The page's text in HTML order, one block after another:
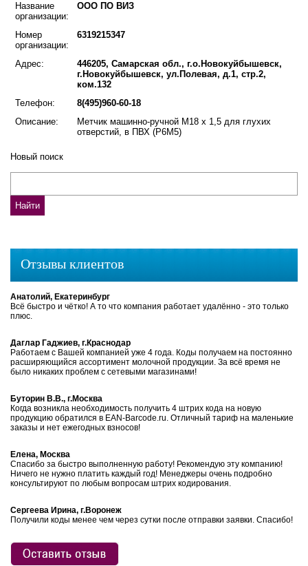
Название
организации:
ООО ПО ВИЗ
Номер
организации:
6319215347
Адрес:
446205, Самарская обл., г.о.Новокуйбышевск,
г.Новокуйбышевск, ул.Полевая, д.1, стр.2,
ком.132
Телефон:
8(495)960-60-18
Описание:
Метчик машинно-ручной М18 х 1,5 для глухих
отверстий, в ПВХ (Р6М5)
Новый поиск
Отзывы клиентов
Анатолий, Екатеринбург
Всё быстро и чётко! А то что компания работает удалённо - это только
плюс.
Даглар Гаджиев, г.Краснодар
Работаем с Вашей компанией уже 4 года. Коды получаем на постоянно
расширяющийся ассортимент молочной продукции. За всё время не
было никаких проблем с сетевыми магазинами!
Буторин В.В., г.Москва
Когда возникла необходимость получить 4 штрих кода на новую
продукцию обратился в EAN-Barcode.ru. Отличный тариф на маленькие
заказы и нет ежегодных взносов!
Елена, Москва
Спасибо за быстро выполненную работу! Рекомендую эту компанию!
Ничего не нужно платить каждый год! Менеджеры очень подробно
консультируют по любым вопросам штрих кодирования.
Сергеева Ирина, г.Воронеж
Получили коды менее чем через сутки после отправки заявки. Спасибо!